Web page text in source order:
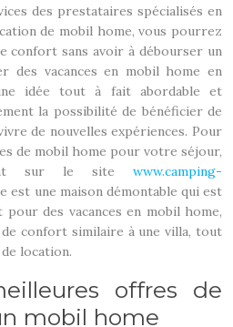
des prestataires spécialisés en
de mobil home, vous pourrez
confort sans avoir à débourser un
des vacances en mobil home en
idée tout à fait abordable et
la possibilité de bénéficier de
de nouvelles expériences. Pour
de mobil home pour votre séjour,
sur le site www.camping-
est une maison démontable qui est
des vacances en mobil home,
confort similaire à une villa, tout
location.
offres de
mobil home